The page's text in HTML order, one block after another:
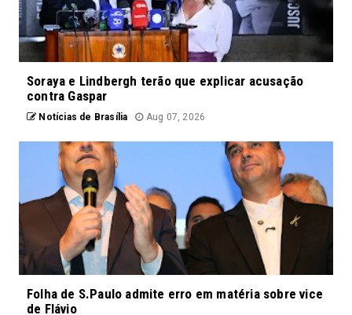
Soraya e Lindbergh terão que explicar acusação
contra Gaspar
Notícias de Brasília Aug 07, 2026
Folha de S.Paulo admite erro em matéria sobre vice
de Flávio